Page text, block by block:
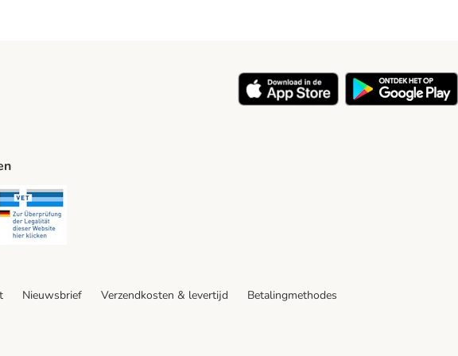
Nieuwsbrief Verzendkosten & levertijd
Betalingmethodes